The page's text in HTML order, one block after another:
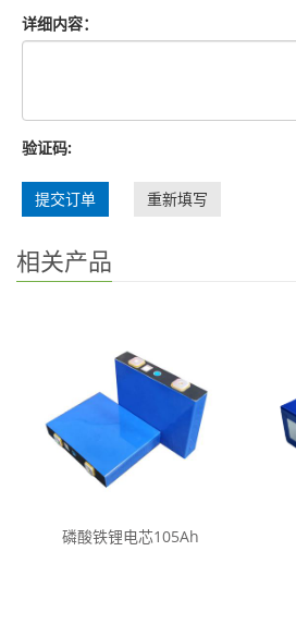
详细内容：
验证码:
提交订单 重新填写
相关产品
磷酸铁锂电芯105Ah